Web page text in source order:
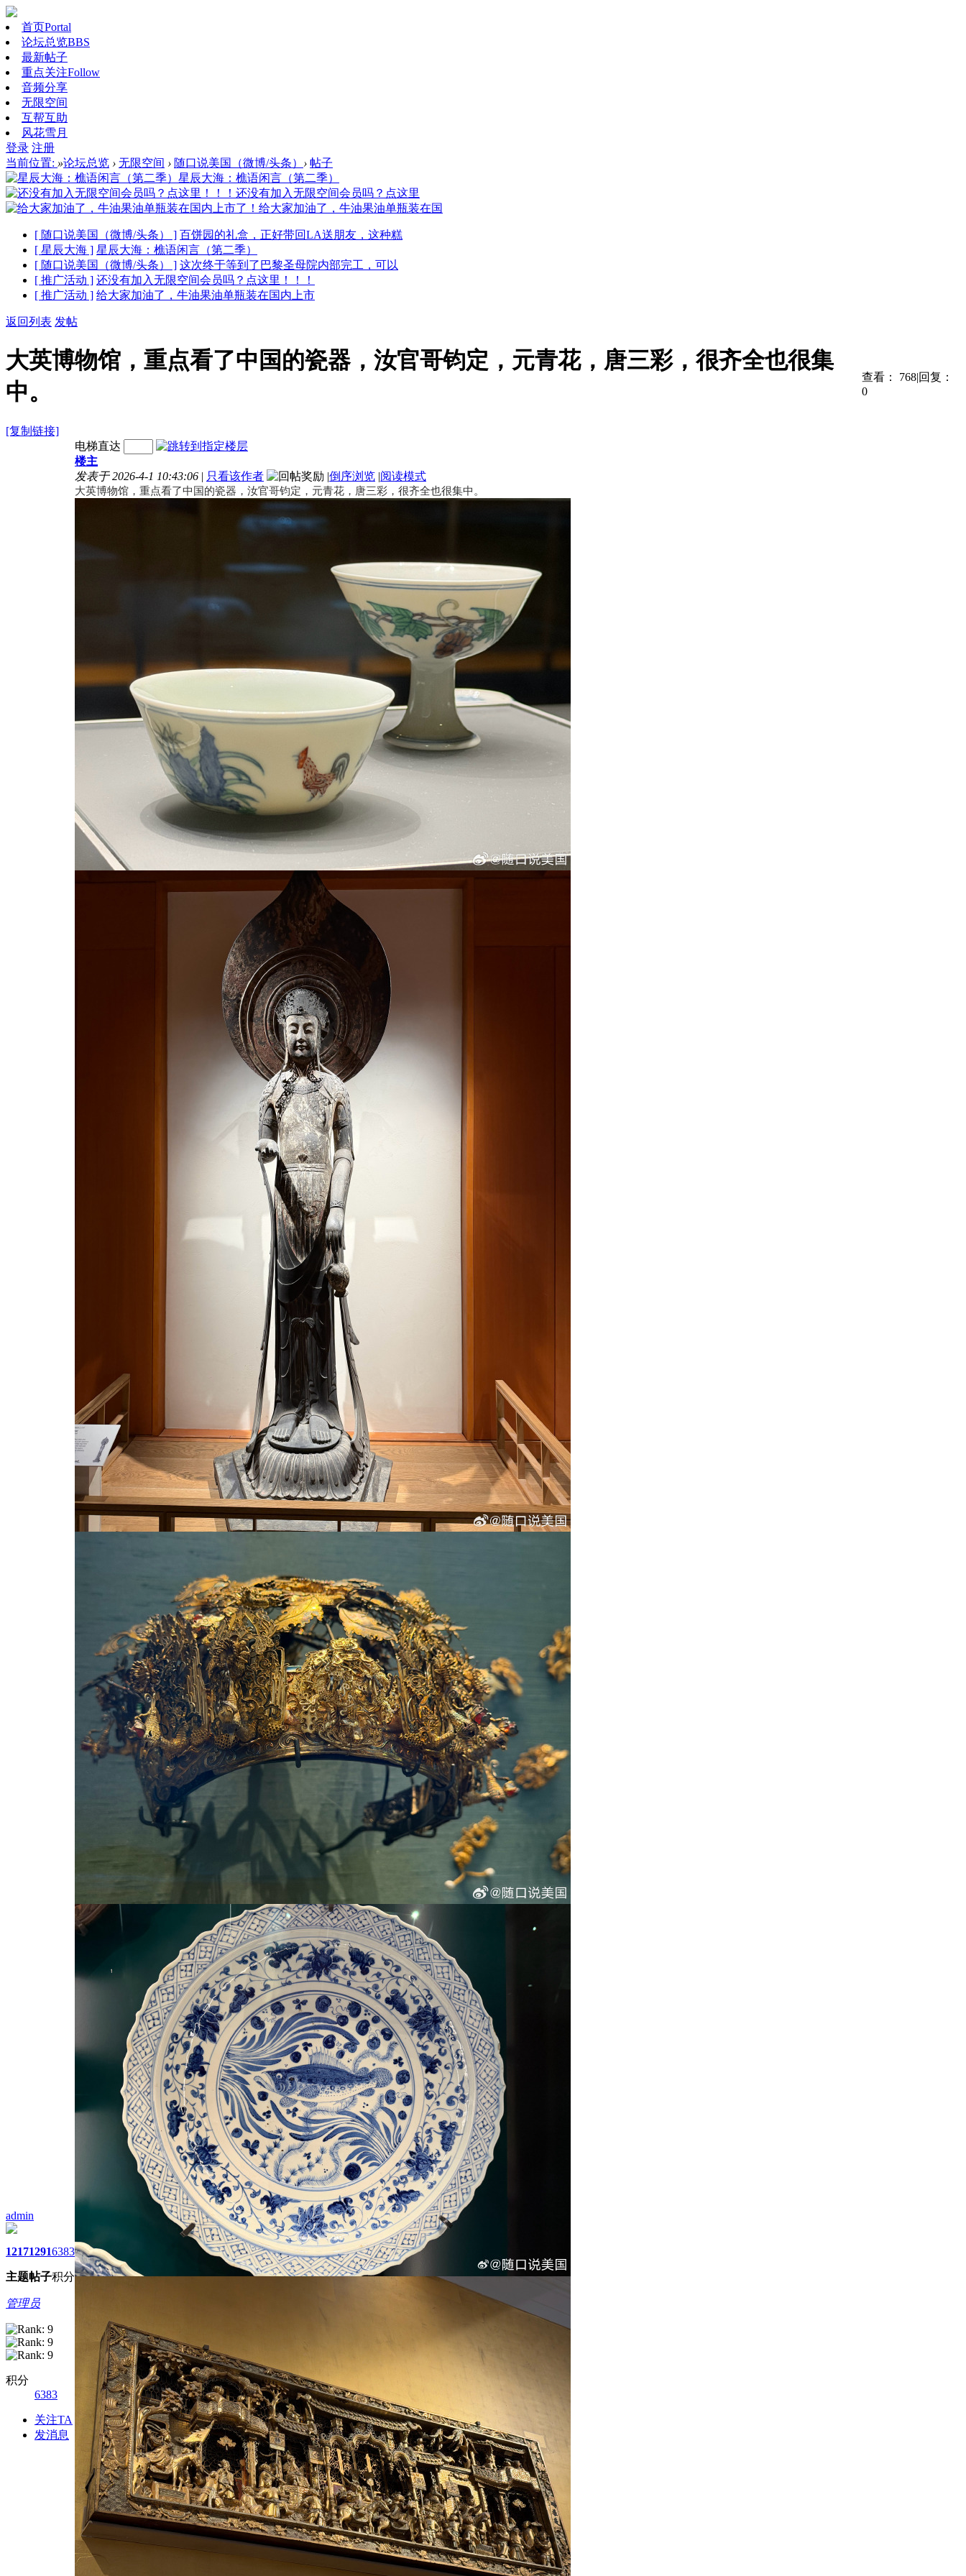
首页Portal
论坛总览BBS
最新帖子
重点关注Follow
音频分享
无限空间
互帮互助
风花雪月
登录 注册
当前位置: »论坛总览 › 无限空间 › 随口说美国（微博/头条） › 帖子
星辰大海：樵语闲言（第二季）
还没有加入无限空间会员吗？点这里
给大家加油了，牛油果油单瓶装在国
[ 随口说美国（微博/头条） ] 百饼园的礼盒，正好带回LA送朋友，这种糕
[ 星辰大海 ] 星辰大海：樵语闲言（第二季）
[ 随口说美国（微博/头条） ] 这次终于等到了巴黎圣母院内部完工，可以
[ 推广活动 ] 还没有加入无限空间会员吗？点这里！！！
[ 推广活动 ] 给大家加油了，牛油果油单瓶装在国内上市
返回列表 发帖
大英博物馆，重点看了中国的瓷器，汝官哥钧定，元青花，唐三彩，很齐全也很集
中。
[复制链接]
查看： 768|回复：
0
admin
1217
主题
1291
帖子
6383
积分
管理员
积分
6383
关注TA
发消息
电梯直达
楼主
发表于 2026-4-1 10:43:06 | 只看该作者 |倒序浏览 |阅读模式
大英博物馆，重点看了中国的瓷器，汝官哥钧定，元青花，唐三彩，很齐全也很集中。